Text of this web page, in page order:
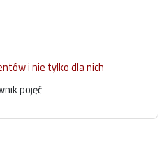
i nie tylko dla nich
pojęć